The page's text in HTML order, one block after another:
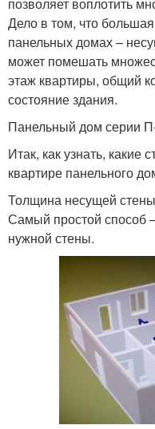
Дело в том, что
панельных домах –
может помешать
этаж квартиры, общий
состояние здания.
Панельный дом серии
Итак, как узнать, какие
квартире панельного
Толщина несущей
Самый простой способ
нужной стены.